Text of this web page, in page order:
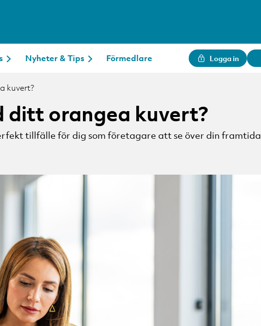
Nyheter & Tips Förmedlare Logga in
kuvert?
ditt orangea kuvert?
tillfälle för dig som företagare att se över din framtida